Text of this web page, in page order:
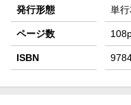
発行形態 単行
ページ数
ISBN